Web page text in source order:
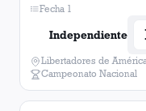
Fecha 1
Independiente
Libertadores de
Campeonato Nacional